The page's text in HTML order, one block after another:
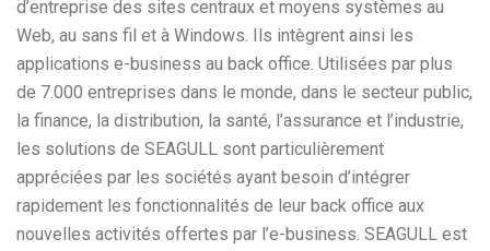
d’entreprise des sites centraux et moyens systèmes au
Web, au sans fil et à Windows. Ils intègrent ainsi les
applications e-business au back office. Utilisées par plus
de 7.000 entreprises dans le monde, dans le secteur public,
la finance, la distribution, la santé, l’assurance et l’industrie,
les solutions de SEAGULL sont particulièrement
appréciées par les sociétés ayant besoin d’intégrer
rapidement les fonctionnalités de leur back office aux
nouvelles activités offertes par l’e-business. SEAGULL est